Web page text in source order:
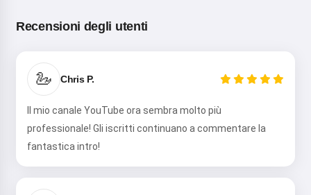
Recensioni degli utenti
🦢 Chris P.
Il mio canale YouTube ora sembra molto più
professionale! Gli iscritti continuano a commentare la
fantastica intro!
Ciao! Sono Storiko 👋
buonanotte per i tuoi bambini 🌟